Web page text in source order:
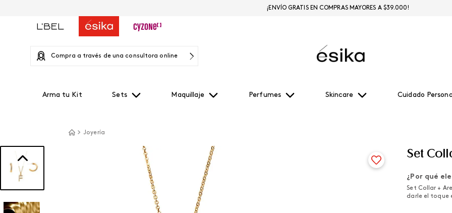
Compra a través de una consultora online
Arma tu Kit Sets Maquillaje Perfumes Skincare Cuidado
¡ENVÍO GRATIS EN COMPRAS MAYORES A $39.000!
Joyería
Set
¿Por qué
Set Collar +
darle el toque